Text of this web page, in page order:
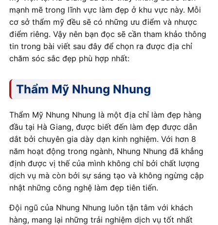
mạnh mẽ trong lĩnh vực làm đẹp ở khu vực này. Mỗi
cơ sở thẩm mỹ đều sẽ có những ưu điểm và nhược
điểm riêng. Vậy nên bạn đọc sẽ cần tham khảo thông
tin trong bài viết sau đây để chọn ra được địa chỉ
chăm sóc sắc đẹp phù hợp nhất:
Thẩm Mỹ Nhung Nhung
Thẩm Mỹ Nhung Nhung là một địa chỉ làm đẹp hàng
đầu tại Hà Giang, được biết đến làm đẹp được dẫn
dắt bởi chuyên gia dày dạn kinh nghiệm. Với hơn 8
năm hoạt động trong ngành, Nhung Nhung đã khẳng
định được vị thế của mình không chỉ bởi chất lượng
dịch vụ mà còn bởi sự sáng tạo và không ngừng cập
nhật những công nghệ làm đẹp tiên tiến.
Đội ngũ của Nhung Nhung luôn tận tâm với khách
hàng, mang lại những trải nghiệm dịch vụ tốt nhất